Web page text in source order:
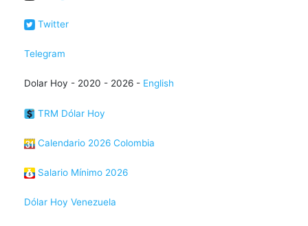
Twitter
Telegram
Dolar Hoy - 2020 - 2026 - English
TRM Dólar Hoy
Calendario 2026 Colombia
Salario Mínimo 2026
Dólar Hoy Venezuela